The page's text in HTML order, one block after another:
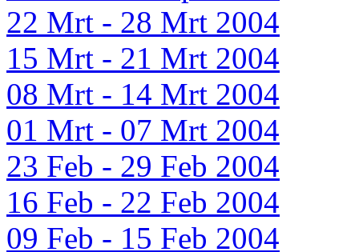
22 Mrt - 28 Mrt 2004
15 Mrt - 21 Mrt 2004
08 Mrt - 14 Mrt 2004
01 Mrt - 07 Mrt 2004
23 Feb - 29 Feb 2004
16 Feb - 22 Feb 2004
09 Feb - 15 Feb 2004